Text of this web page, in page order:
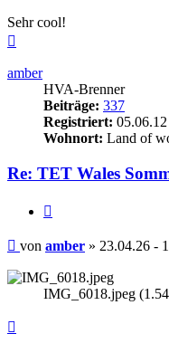
Sehr cool!
amber
HVA-Brenner
Beiträge: 337
Registriert:
Wohnort: Land of
Re: TET Wales
Beitrag
von amber » 23.04.26 -
IMG_6018.jpeg